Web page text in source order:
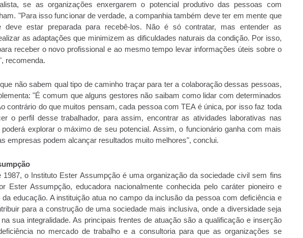
se as organizações enxergarem o potencial produtivo das pessoas com
"Para isso funcionar de verdade, a companhia também deve ter em mente que
deve estar preparada para recebê-los. Não é só contratar, mas entender as
as adaptações que minimizem as dificuldades naturais da condição. Por isso,
receber o novo profissional e ao mesmo tempo levar informações úteis sobre o
recomenda.
não sabem qual tipo de caminho traçar para ter a colaboração dessas pessoas,
"É comum que alguns gestores não saibam como lidar com determinados
contrário do que muitos pensam, cada pessoa com TEA é única, por isso faz toda
o perfil desse trabalhador, para assim, encontrar as atividades laborativas nas
explorar o máximo de seu potencial. Assim, o funcionário ganha com mais
empresas podem alcançar resultados muito melhores", conclui.
1987, o Instituto Ester Assumpção é uma organização da sociedade civil sem fins
Ester Assumpção, educadora nacionalmente conhecida pelo caráter pioneiro e
da educação. A instituição atua no campo da inclusão da pessoa com deficiência e
para a construção de uma sociedade mais inclusiva, onde a diversidade seja
sua integralidade. As principais frentes de atuação são a qualificação e inserção
no mercado de trabalho e a consultoria para que as organizações se